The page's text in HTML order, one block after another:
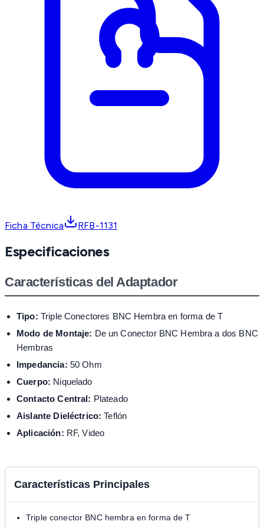
Ficha Técnica RFB-1131
Especificaciones
Características del Adaptador
Tipo: Triple Conectores BNC Hembra en forma de T
Modo de Montaje: De un Conector BNC Hembra a dos BNC
Hembras
Impedancia: 50 Ohm
Cuerpo: Niquelado
Contacto Central: Plateado
Aislante Dieléctrico: Teflón
Aplicación: RF, Video
Características Principales
Triple conector BNC hembra en forma de T